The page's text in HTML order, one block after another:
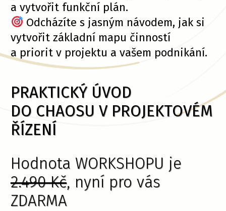
a vytvořit funkční plán.
Odcházíte s jasným návodem, jak si
vytvořit základní mapu činností
a priorit v projektu a vašem podnikání.
PRAKTICKÝ ÚVOD
DO CHAOSU V PROJEKTOVÉM
ŘÍZENÍ
Hodnota WORKSHOPU je
2.490 Kč, nyní pro vás
ZDARMA